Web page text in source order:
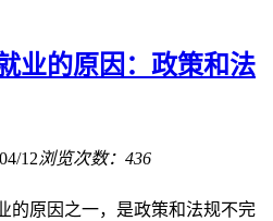
业的原因：政策和法
12浏览次数：436
的原因之一，是政策和法规不完